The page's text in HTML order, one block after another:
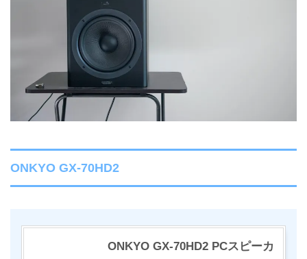
ONKYO GX-70HD2
ONKYO GX-70HD2 PCスピーカ